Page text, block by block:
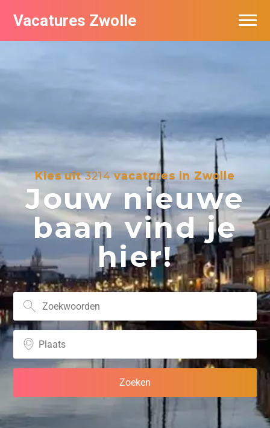
Vacatures Zwolle
Kies uit3214 vacatures in Zwolle
Jouw nieuwe
baan vind je
hier!
Vacatures per bedrijf